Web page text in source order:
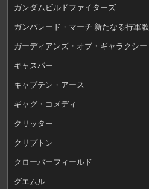
ガンダムビルドファイターズ
ガンパレード・マーチ 新たなる行軍歌
ガーディアンズ・オブ・ギャラクシー
キャスパー
キャプテン・アース
ギャグ・コメディ
クリッター
クリプトン
クローバーフィールド
グエムル